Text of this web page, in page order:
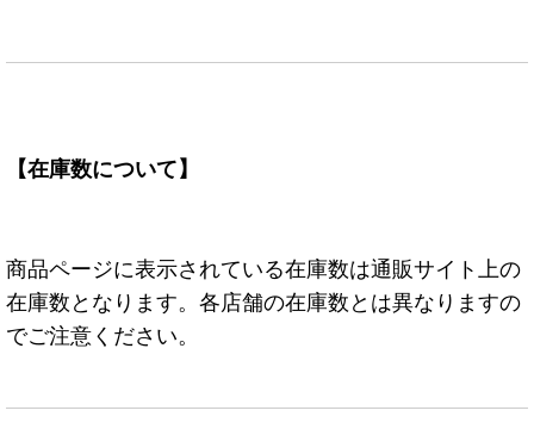
【在庫数について】
商品ページに表示されている在庫数は通販サイト上の
在庫数となります。各店舗の在庫数とは異なりますの
でご注意ください。